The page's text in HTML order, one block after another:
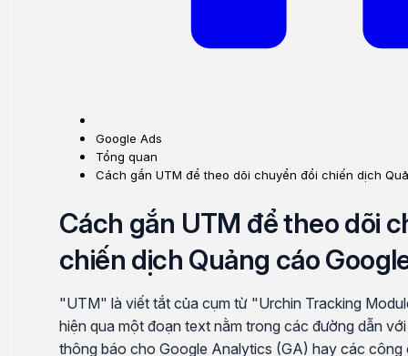
Google Ads
Tổng quan
Cách gắn UTM để theo dõi chuyển đổi chiến dịch
Cách gắn UTM để theo dõi
chiến dịch Quảng cáo
"UTM" là viết tắt của cụm từ "Urchin Tracking
hiện qua một đoạn text nằm trong các đường dẫn
thông báo cho Google Analytics (GA) hay các công